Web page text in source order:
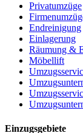
Privatumzüge
Endreinigung
Einlagerung
Räumung &
Möbellift
Einzugsgebiete